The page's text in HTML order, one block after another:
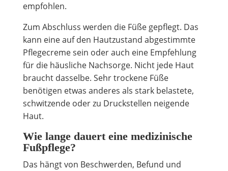
empfohlen.
Zum Abschluss werden die Füße gepflegt. Das
kann eine auf den Hautzustand abgestimmte
Pflegecreme sein oder auch eine Empfehlung
für die häusliche Nachsorge. Nicht jede Haut
braucht dasselbe. Sehr trockene Füße
benötigen etwas anderes als stark belastete,
schwitzende oder zu Druckstellen neigende
Haut.
Wie lange dauert eine medizinische
Fußpflege?
Das hängt von Beschwerden, Befund und